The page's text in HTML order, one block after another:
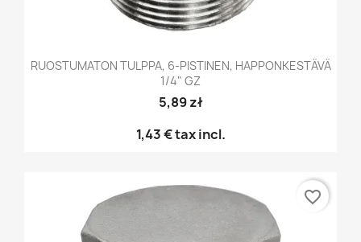
RUOSTUMATON TULPPA, 6-PISTINEN, HAPPONKESTÄVÄ
1/4" GZ
5,89 zł
1,43 €tax incl.
favorite_border